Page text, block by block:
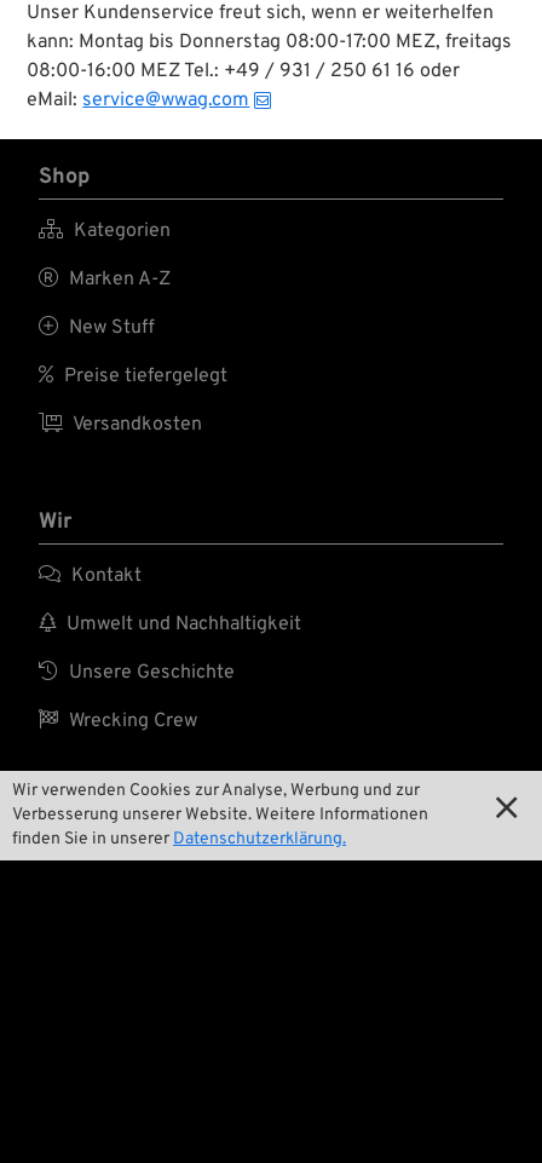
Wir verwenden Cookies zur Analyse, Werbung und zur
Verbesserung unserer Website. Weitere Informationen
finden Sie in unserer Datenschutzerklärung.

Unser Kundenservice freut sich, wenn er weiterhelfen
kann: Montag bis Donnerstag 08:00-17:00 MEZ, freitags
08:00-16:00 MEZ Tel.: +49 / 931 / 250 61 16 oder
eMail:service@wwag.com
Shop
 Kategorien
 Marken A-Z
 New Stuff
 Preise tiefergelegt
 Versandkosten
Wir
 Kontakt
 Umwelt und Nachhaltigkeit
 Unsere Geschichte
 Wrecking Crew
Pan-O-Rama